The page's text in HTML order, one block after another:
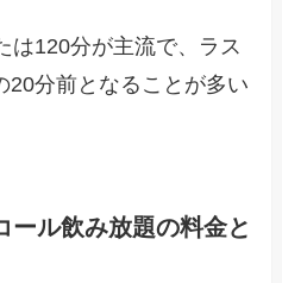
は120分が主流で、ラス
20分前となることが多い
ール飲み放題の料金と